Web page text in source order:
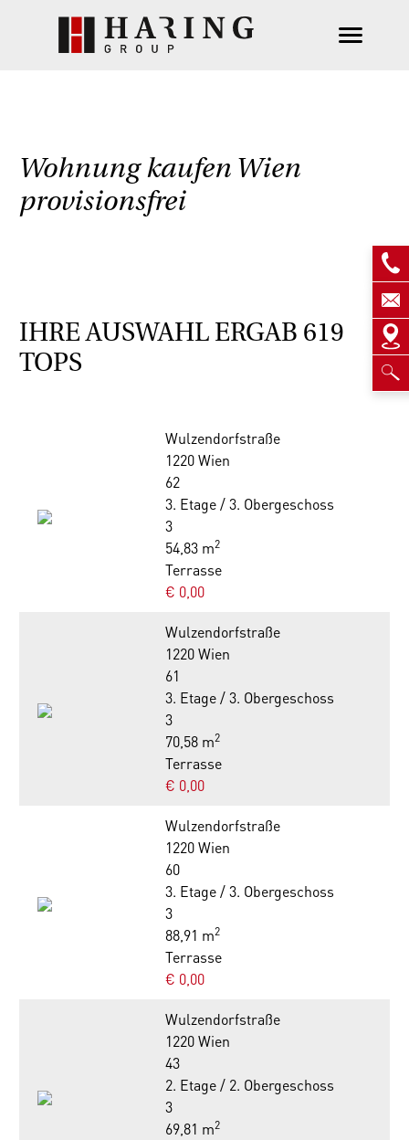
Wohnung kaufen Wien
provisionsfrei
IHRE AUSWAHL ERGAB 619
TOPS
Wulzendorfstraße
1220 Wien
62
3. Etage / 3. Obergeschoss
3
54,83 m2
Terrasse
€ 0,00
Wulzendorfstraße
1220 Wien
61
3. Etage / 3. Obergeschoss
3
70,58 m2
Terrasse
€ 0,00
Wulzendorfstraße
1220 Wien
60
3. Etage / 3. Obergeschoss
3
88,91 m2
Terrasse
€ 0,00
Wulzendorfstraße
1220 Wien
43
2. Etage / 2. Obergeschoss
3
69,81 m2